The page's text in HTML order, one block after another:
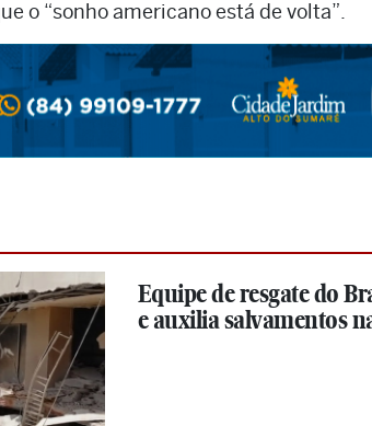
o “sonho americano está de volta”.
Equipe de resgate do
e auxilia salvamentos